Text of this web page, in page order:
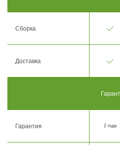
Сборка
Доставка
Гарантия 2 года